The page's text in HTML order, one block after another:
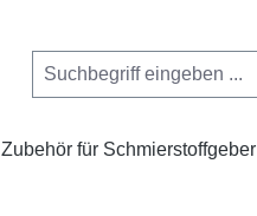
Zubehör für Schmierstoffgeber